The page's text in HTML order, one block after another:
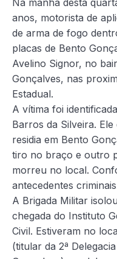
anos, motorista de
de arma de fogo
placas de Bento
Avelino Signor, no
Gonçalves, nas
Estadual.
A vítima foi
Barros da Silveira.
residia em Bento
tiro no braço e outro
morreu no local.
antecedentes
A Brigada Militar
chegada do Instituto
Civil. Estiveram no
(titular da 2ª